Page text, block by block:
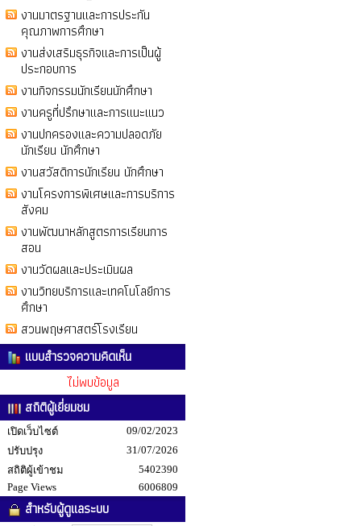
งานมาตรฐานและการประกัน
คุณภาพการศึกษา
งานส่งเสริมธุรกิจและการเป็นผู้
ประกอบการ
งานกิจกรรมนักเรียนนักศึกษา
งานครูที่ปรึกษาและการแนะแนว
งานปกครองและความปลอดภัย
นักเรียน นักศึกษา
งานสวัสดิการนักเรียน นักศึกษา
งานโครงการพิเศษและการบริการ
สังคม
งานพัฒนาหลักสูตรการเรียนการ
สอน
งานวัดผลและประเมินผล
งานวิทยบริการและเทคโนโลยีการ
ศึกษา
สวนพฤษศาสตร์โรงเรียน
แบบสำรวจความคิดเห็น
ไม่พบข้อมูล
สถิติผู้เยี่ยมชม
เปิดเว็บไซต์
09/02/2023
ปรับปรุง
31/07/2026
สถิติผู้เข้าชม
5402390
Page Views
6006809
สำหรับผู้ดูแลระบบ